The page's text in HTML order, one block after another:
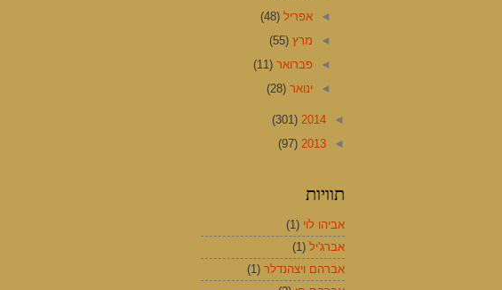
◄אפריל(48)
◄ מרץ(55)
◄ פברואר(11)
◄ינואר(28)
◄
2014
(301)
◄
2013
(97)
תוויות
אביהו לוי (1)
אברג'יל (1)
אברהם ויצהנדלר (1)